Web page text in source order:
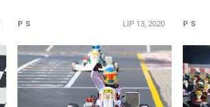
P S LIP 13, 2020 P S
READ MORE